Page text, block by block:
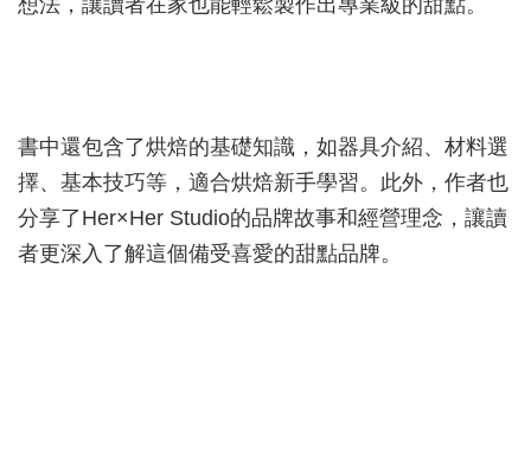
想法，讓讀者在家也能輕鬆製作出專業級的甜點。
書中還包含了烘焙的基礎知識，如器具介紹、材料選
擇、基本技巧等，適合烘焙新手學習。此外，作者也
分享了Her×Her Studio的品牌故事和經營理念，讓讀
者更深入了解這個備受喜愛的甜點品牌。